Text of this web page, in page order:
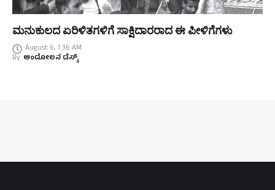
ಮನುಕುಲದ ಏರಿಳಿತಗಳಿಗೆ ಸಾಕ್ಷಿದಾರರಾದ ಈ ಪೀಳಿಗೆಗಳು
August 6, 1:36 AM
By ಆಂದೋಲನ ಡೆಸ್ಕ್